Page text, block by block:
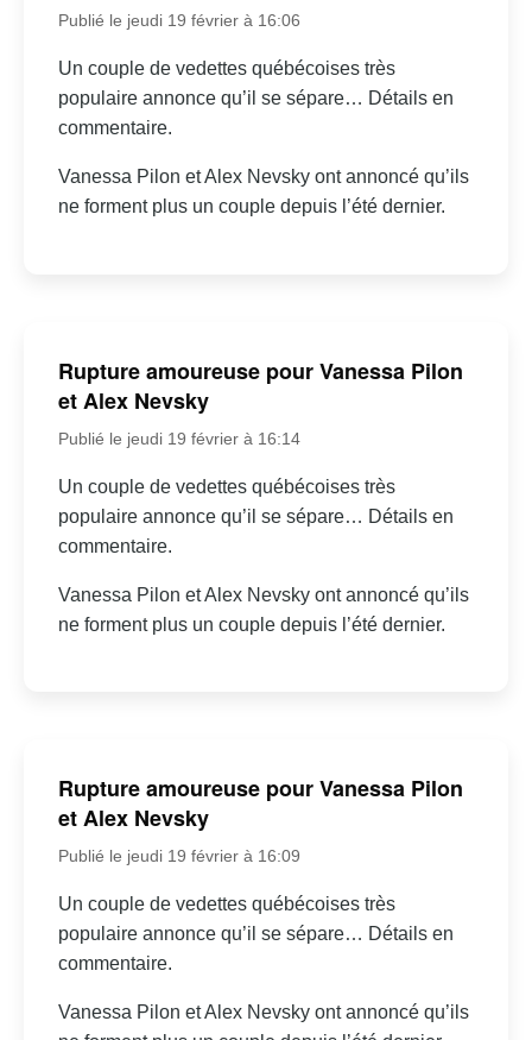
Publié le jeudi 19 février à 16:06
Un couple de vedettes québécoises très
populaire annonce qu’il se sépare… Détails en
commentaire.
Vanessa Pilon et Alex Nevsky ont annoncé qu’ils
ne forment plus un couple depuis l’été dernier.
Rupture amoureuse pour Vanessa Pilon
et Alex Nevsky
Publié le jeudi 19 février à 16:14
Un couple de vedettes québécoises très
populaire annonce qu’il se sépare… Détails en
commentaire.
Vanessa Pilon et Alex Nevsky ont annoncé qu’ils
ne forment plus un couple depuis l’été dernier.
Rupture amoureuse pour Vanessa Pilon
et Alex Nevsky
Publié le jeudi 19 février à 16:09
Un couple de vedettes québécoises très
populaire annonce qu’il se sépare… Détails en
commentaire.
Vanessa Pilon et Alex Nevsky ont annoncé qu’ils